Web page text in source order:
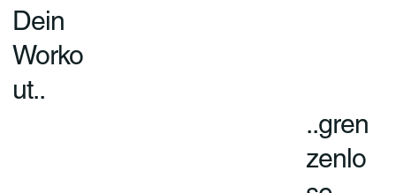
Dein
Worko
ut..
..gren
zenlo